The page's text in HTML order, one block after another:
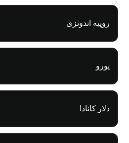
روپیه اندونزی
یورو
دلار کانادا